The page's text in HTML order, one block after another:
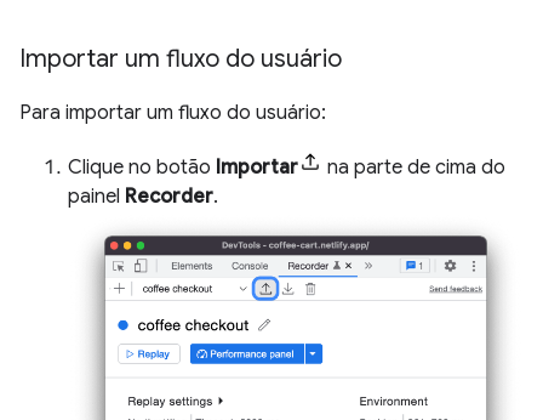
Importar um fluxo do usuário
Para importar um fluxo do usuário:
Clique no botão Importar
na parte de cima do
painel Recorder.